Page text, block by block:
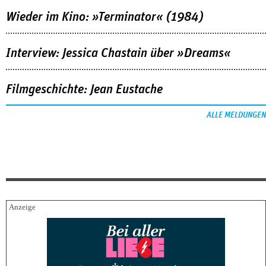
Wieder im Kino: »Terminator« (1984)
Interview: Jessica Chastain über »Dreams«
Filmgeschichte: Jean Eustache
ALLE MELDUNGEN